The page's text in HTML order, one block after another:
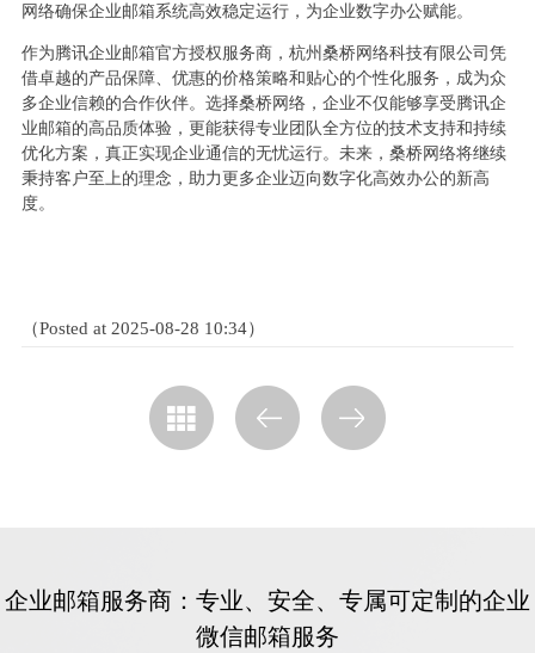
网络确保企业邮箱系统高效稳定运行，为企业数字办公赋能。
作为腾讯企业邮箱官方授权服务商，杭州桑桥网络科技有限公司凭
借卓越的产品保障、优惠的价格策略和贴心的个性化服务，成为众
多企业信赖的合作伙伴。选择桑桥网络，企业不仅能够享受腾讯企
业邮箱的高品质体验，更能获得专业团队全方位的技术支持和持续
优化方案，真正实现企业通信的无忧运行。未来，桑桥网络将继续
秉持客户至上的理念，助力更多企业迈向数字化高效办公的新高
度。
（Posted at 2025-08-28 10:34）
企业邮箱服务商：专业、安全、专属可定制的企业
微信邮箱服务